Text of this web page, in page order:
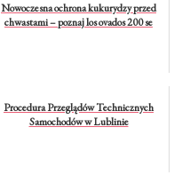
Nowoczesna ochrona kukurydzy przed
chwastami – poznaj los ovados 200 se
Procedura Przeglądów Technicznych
Samochodów w Lublinie